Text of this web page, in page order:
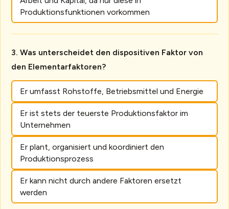
Produktionsfunktionen vorkommen
Was unterscheidet den dispositiven Faktor von
den Elementarfaktoren?
Er umfasst Rohstoffe, Betriebsmittel und Energie
Er ist stets der teuerste Produktionsfaktor im
Unternehmen
Er plant, organisiert und koordiniert den
Produktionsprozess
Er kann nicht durch andere Faktoren ersetzt
werden